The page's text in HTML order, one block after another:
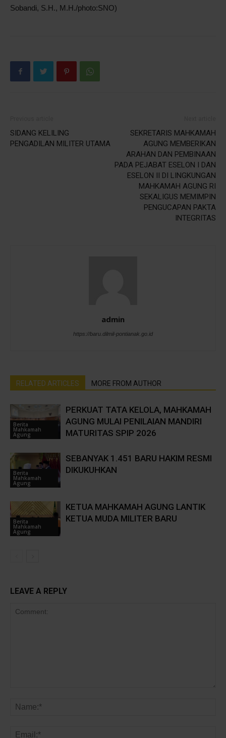
Sobandi, S.H., M.H./photo:SNO)
SIDANG KELILING
PENGADILAN MILITER UTAMA
SEKRETARIS MAHKAMAH
AGUNG MEMBERIKAN
ARAHAN DAN PEMBINAAN
PADA PEJABAT ESELON I DAN
ESELON II DI LINGKUNGAN
MAHKAMAH AGUNG RI
SEKALIGUS MEMIMPIN
PENGUCAPAN PAKTA
INTEGRITAS
admin
https://baru.dilmil-pontianak.go.id
RELATED ARTICLES MORE FROM AUTHOR
Berita
Mahkamah
Agung
PERKUAT TATA KELOLA, MAHKAMAH
AGUNG MULAI PENILAIAN MANDIRI
MATURITAS SPIP 2026
Berita
Mahkamah
Agung
SEBANYAK 1.451 BARU HAKIM RESMI
DIKUKUHKAN
Berita
Mahkamah
Agung
KETUA MAHKAMAH AGUNG LANTIK
KETUA MUDA MILITER BARU
LEAVE A REPLY